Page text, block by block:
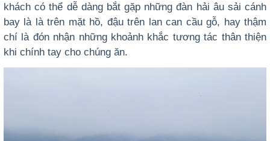
khách có thể dễ dàng bắt gặp những đàn hải âu sải cánh
bay là là trên mặt hồ, đậu trên lan can cầu gỗ, hay thậm
chí là đón nhận những khoảnh khắc tương tác thân thiện
khi chính tay cho chúng ăn.